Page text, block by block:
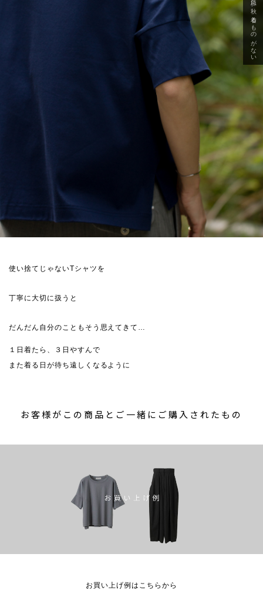
使い捨てじゃないTシャツを
丁寧に大切に扱うと
だんだん自分のこともそう思えてきて…
１日着たら、３日やすんで
また着る日が待ち遠しくなるように
お客様がこの商品とご一緒にご購入されたもの
お買い上げ例はこちらから
急に秋、着るものがない